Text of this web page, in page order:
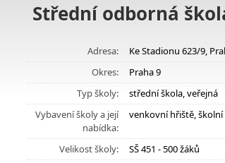
Střední odborná
Adresa:
Ke Stadionu 623/9,
Okres:
Praha 9
Typ školy:
střední škola, veřejná
Vybavení školy a její
nabídka:
venkovní hřiště,
Velikost školy:
SŠ 451 - 500 žáků